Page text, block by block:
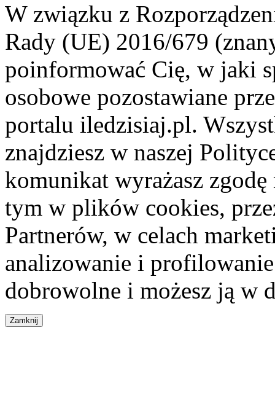
W związku z
Rady (UE) 2016/679
poinformować Cię, w jaki
osobowe pozostawiane
portalu iledzisiaj.pl.
znajdziesz w naszej
komunikat wyrażasz
tym w plików cookies,
Partnerów, w celach
analizowanie i
dobrowolne i możesz ją w